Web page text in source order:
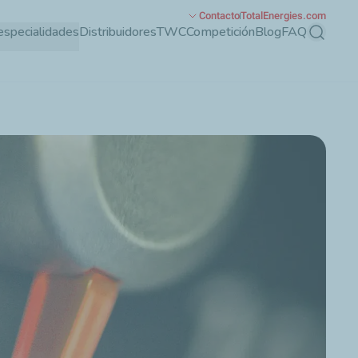
DistribuidoresTWCCompeticiónBlogFAQ Buscar
ContactoTotalEnergies.com